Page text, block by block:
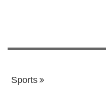
Sports